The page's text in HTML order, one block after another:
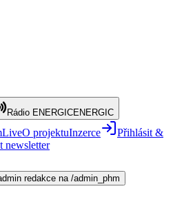
Rádio ENERGICENERGIC
LiveO projektuInzerce
Přihlásit &
newsletter
redakce na /admin_phm